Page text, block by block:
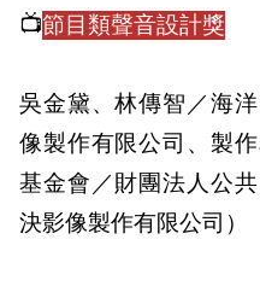
📺節目類聲音設計獎
吳金黛、林傳智／海
像製作有限公司、製
基金會／財團法人公
決影像製作有限公司）